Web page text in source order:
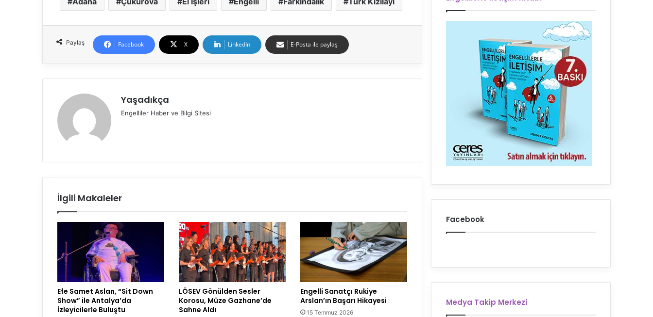
Paylaş Facebook X LinkedIn E-Posta ile paylaş
Yaşadıkça
Engelliler Haber ve Bilgi Sitesi
İlgili Makaleler
Efe Samet Aslan, “Sit Down
Show” ile Antalya’da
İzleyicilerle Buluştu
LÖSEV Gönülden Sesler
Korosu, Müze Gazhane’de
Sahne Aldı
Engelli Sanatçı Rukiye
Arslan’ın Başarı Hikayesi
15 Temmuz 2026
Facebook
Medya Takip Merkezi